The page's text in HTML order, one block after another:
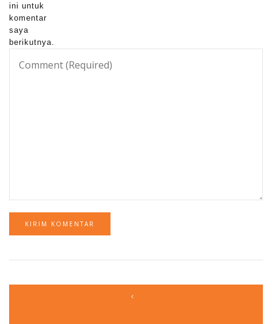
ini untuk
komentar
saya
berikutnya.